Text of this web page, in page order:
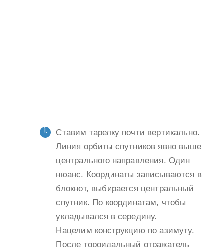
Ставим тарелку почти вертикально.
Линия орбиты спутников явно выше
центрального направления. Один
нюанс. Координаты записываются в
блокнот, выбирается центральный
спутник. По координатам, чтобы
укладывался в середину.
Нацелим конструкцию по азимуту.
После тороидальный отражатель